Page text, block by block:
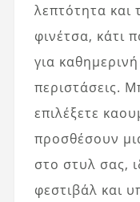
λεπτότητα και
φινέτσα, κάτι
για
περιστάσεις.
επιλέξετε
προσθέσουν
στο στυλ σας,
φεστιβάλ και